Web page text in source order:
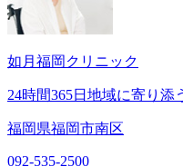
如月福岡クリニック
24時間365日地域に寄り添
福岡県福岡市南区
092-535-2500